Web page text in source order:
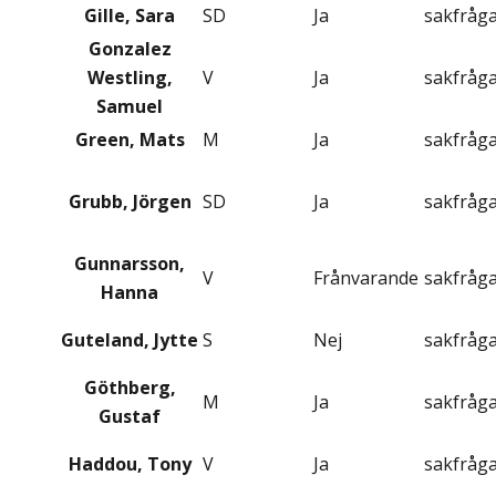
Gille, Sara SD Ja
Gonzalez
Westling,
Samuel
V Ja
Green, Mats M Ja
Grubb, Jörgen SD Ja
Gunnarsson,
Hanna
V Frånvarande
Guteland, Jytte S Nej
Göthberg,
Gustaf
M Ja
Haddou, Tony V Ja